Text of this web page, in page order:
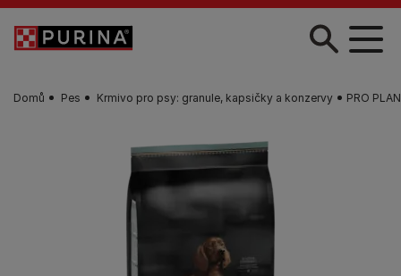
Skip to main content
Domů Pes Krmivo pro psy: granule, kapsičky a konzervy PRO